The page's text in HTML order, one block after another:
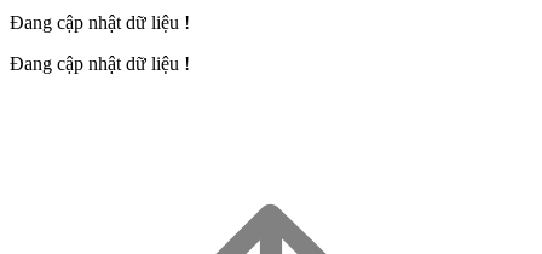
Đang cập nhật dữ liệu !
Đang cập nhật dữ liệu !